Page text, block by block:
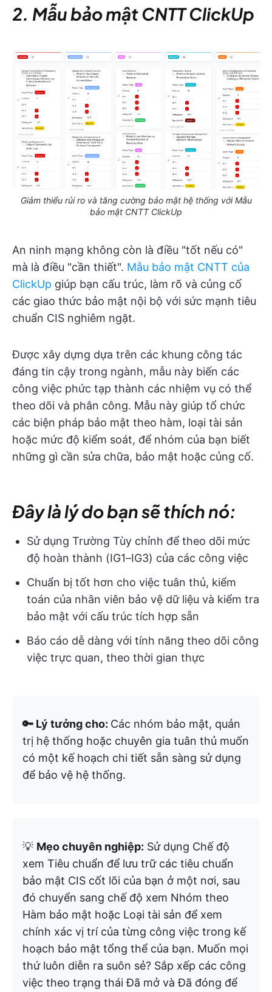
2. Mẫu bảo mật CNTT ClickUp
Giảm thiểu rủi ro và tăng cường bảo mật hệ thống với Mẫu
bảo mật CNTT ClickUp
An ninh mạng không còn là điều "tốt nếu có"
mà là điều "cần thiết". Mẫu bảo mật CNTT của
ClickUp giúp bạn cấu trúc, làm rõ và củng cố
các giao thức bảo mật nội bộ với sức mạnh tiêu
chuẩn CIS nghiêm ngặt.
Được xây dựng dựa trên các khung công tác
đáng tin cậy trong ngành, mẫu này biến các
công việc phức tạp thành các nhiệm vụ có thể
theo dõi và phân công. Mẫu này giúp tổ chức
các biện pháp bảo mật theo hàm, loại tài sản
hoặc mức độ kiểm soát, để nhóm của bạn biết
những gì cần sửa chữa, bảo mật hoặc củng cố.
Đây là lý do bạn sẽ thích nó:
Sử dụng Trường Tùy chỉnh để theo dõi mức
độ hoàn thành (IG1–IG3) của các công việc
Chuẩn bị tốt hơn cho việc tuân thủ, kiểm
toán của nhân viên bảo vệ dữ liệu và kiểm tra
bảo mật với cấu trúc tích hợp sẵn
Báo cáo dễ dàng với tính năng theo dõi công
việc trực quan, theo thời gian thực
🔑 Lý tưởng cho: Các nhóm bảo mật, quản
trị hệ thống hoặc chuyên gia tuân thủ muốn
có một kế hoạch chi tiết sẵn sàng sử dụng
để bảo vệ hệ thống.
💡 Mẹo chuyên nghiệp: Sử dụng Chế độ
xem Tiêu chuẩn để lưu trữ các tiêu chuẩn
bảo mật CIS cốt lõi của bạn ở một nơi, sau
đó chuyển sang chế độ xem Nhóm theo
Hàm bảo mật hoặc Loại tài sản để xem
chính xác vị trí của từng công việc trong kế
hoạch bảo mật tổng thể của bạn. Muốn mọi
thứ luôn diễn ra suôn sẻ? Sắp xếp các công
việc theo trạng thái Đã mở và Đã đóng để